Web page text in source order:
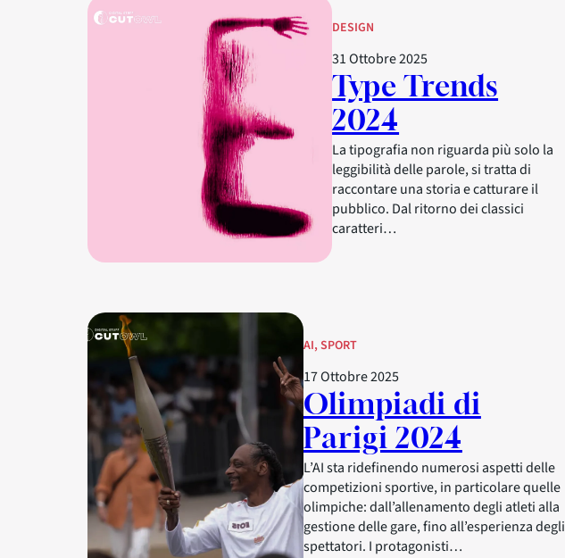
DESIGN
31 Ottobre 2025
Type Trends
2024
La tipografia non riguarda più solo la
leggibilità delle parole, si tratta di
raccontare una storia e catturare il
pubblico. Dal ritorno dei classici
caratteri…
AI, SPORT
17 Ottobre 2025
Olimpiadi di
Parigi 2024
L’AI sta ridefinendo numerosi aspetti delle
competizioni sportive, in particolare quelle
olimpiche: dall’allenamento degli atleti alla
gestione delle gare, fino all’esperienza degli
spettatori. I protagonisti…